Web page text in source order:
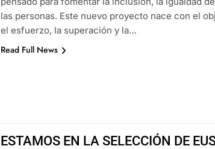
las personas. Este nuevo proyecto nace con el
el esfuerzo, la superación y la…
Read Full News
ESTAMOS EN LA SELECCIÓN DE